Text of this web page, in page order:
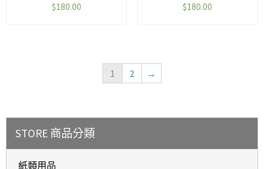
$180.00
$180.00
1 2 →
STORE 商品分類
紙類用品